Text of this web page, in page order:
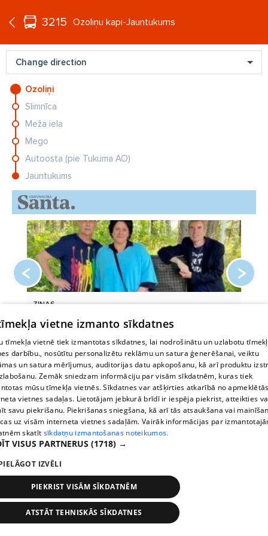
EN
3215 Ozoliņu kapi-Jauntukums
Change direction
Ozoliņi
Slimnīca
Meža iela
Mego
Autoosta (pie Tukuma AO)
Jauntukums
un
ZIŅAS
Jauns pavērsiens grupā Duets Sandra. Par solisti
CIEMOS
FOTO: Vieta romantikai un ballītēm. Kā Andrejeva un
Aišpurs...
Stops Times
vietne izmanto sīkdatnes
tīmekļa vietnē tiek izmantotas sīkdatnes, lai nodrošinātu un uzlabotu
darbību., nosūtītu personalizētu reklāmu un satura ģenerēšanai, veiktu
un satura mērījumus, auditorijas datu apkopošanu, kā arī produktu
Zemāk sniedzam informāciju par visām sīkdatnēm, kuras tiek
mūsu tīmekļa vietnēs. Sīkdatnes var atšķirties atkarībā no
vietnes sadaļas. Lietotājam jebkurā brīdī ir iespēja piekrist, atteikties
savu piekrišanu. Piekrišanas sniegšana, kā arī tās atsaukšana vai
uz visām interneta vietnes sadaļām. Vairāk informācijas par
skatīt sīkdatņu izmantošanas noteikumos.
VISUS PARTNERUS (1718) →
IZVĒLI
PIEKRIST VISĀM SĪKDATNĒM
ATSTĀT TEHNISKĀS SĪKDATNES